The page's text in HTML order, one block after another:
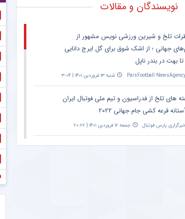
نویسندگان و مقالات
تلخ و شیرین ورزشی نویس مشهور از
جهانی ؛ از اشک شوق برای گل ایرج دانایی
بهت در بندر ناپل
ParsFootball شنبه ۱۳ فروردین ۱۴۰۱ | ۳:۰۴
های تلخ از فدراسیون و تیم ملی فوتبال ایران
قرعه کشی جام جهانی ۲۰۲۲
پارس فوتبال جمعه ۱۲ فروردین ۱۴۰۱ | ۲۰:۲۲
معنادار ورزشی نویس مشهور به تلخ ترین